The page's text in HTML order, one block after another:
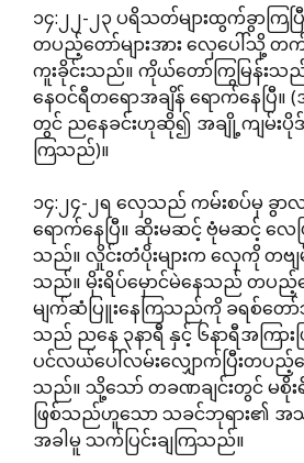
၁၄:၂၂-၂၃ ပရိသတ်များထွက်ခွာကြပ
တပည့်တော်များအား လှေပေါ်သို့
ကူးခိုင်းသည်။ ကိုယ်တော်ကြွမြန်းသ
နေဝင်ရီတရောအချိန် ရောက်နေပြီ။ (
တွင် ညနေခင်းဟုဆို၍ အချို့ကျမ်းပို
ကြသည်)။
၁၄:၂၄-၂ရ လှေသည် ကမ်းစပ်မှ ခွာ
ရောက်နေပြီ။ ဆိုးမဆင့် ဗုံမဆင့် လ
သည်။ လှိုင်းတံပိုးများက လှေကို တဗျ
သည်။ မိုးရိပ်မှောင်မဲနေသည် တပည့်တ
မျက်ဆံပြူးနေကြသည်ကို ခရစ်တော်
သည် ညနေ ၃နာရီ နှင့် ၆နာရီအကြာ
ပင်လယ်ပေါ်လမ်းလျှောက်ပြီးတပည့်
သည်။ သို့သော် တခဏချင်းတွင် မစိုး
ဖြစ်သည်ဟူသော သခင်ဘုရား၏ အ
အခါမူ သက်ပြင်းချကြသည်။